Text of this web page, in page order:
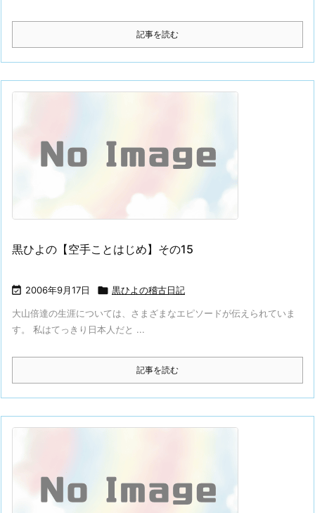
記事を読む
黒ひよの【空手ことはじめ】その15
 2006年9月17日  黒ひよの稽古日記
大山倍達の生涯については、さまざまなエピソードが伝えられていま
す。 私はてっきり日本人だと ...
記事を読む